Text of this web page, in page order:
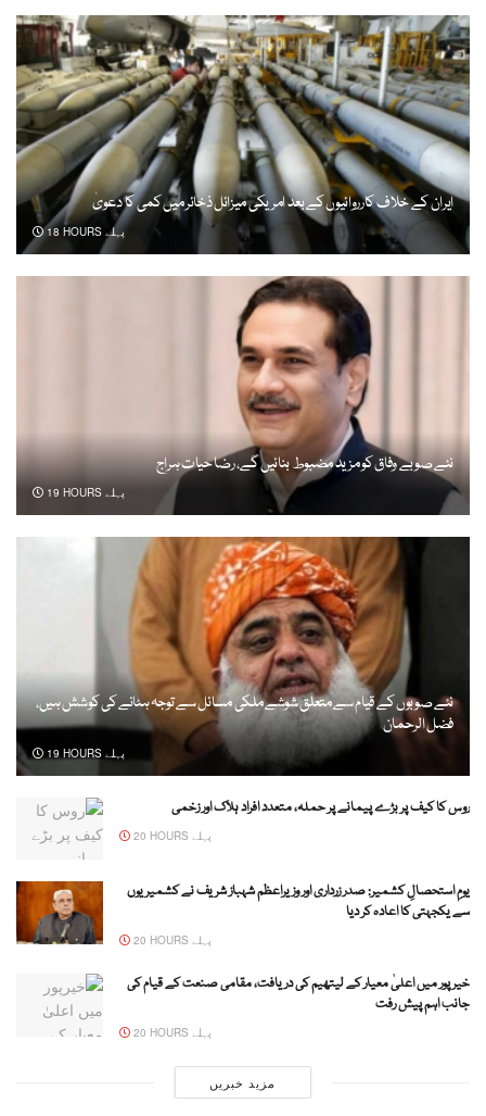
ایران کے خلاف کارروائیوں کے بعد امریکی میزائل ذخائر میں کمی کا دعویٰ
18 HOURS پہلے
نئے صوبے وفاق کو مزید مضبوط بنائیں گے، رضا حیات ہراج
19 HOURS پہلے
نئے صوبوں کے قیام سے متعلق شوشے ملکی مسائل سے توجہ ہٹانے کی کوشش ہیں،
فضل الرحمان
19 HOURS پہلے
روس کا کیف پر بڑے پیمانے پر حملہ، متعدد افراد ہلاک اور زخمی
20 HOURS پہلے
یومِ استحصالِ کشمیر: صدر زرداری اور وزیراعظم شہباز شریف نے کشمیریوں
سے یکجہتی کا اعادہ کر دیا
20 HOURS پہلے
خیرپور میں اعلیٰ معیار کے لیتھیم کی دریافت، مقامی صنعت کے قیام کی
جانب اہم پیش رفت
20 HOURS پہلے
مزید خبریں